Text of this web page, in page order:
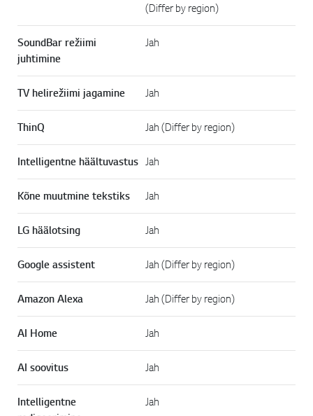
(Differ by region)
SoundBar režiimi
juhtimine
Jah
TV helirežiimi jagamine Jah
ThinQ Jah (Differ by region)
Intelligentne häältuvastus Jah
Kõne muutmine tekstiks Jah
LG häälotsing Jah
Google assistent Jah (Differ by region)
Amazon Alexa Jah (Differ by region)
AI Home Jah
AI soovitus Jah
Intelligentne
Jah